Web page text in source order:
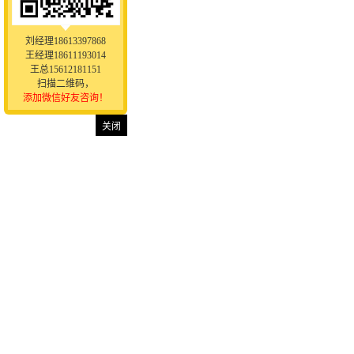
刘经理18613397868
王经理18611193014
王总15612181151
扫描二维码，
添加微信好友咨询！
关闭